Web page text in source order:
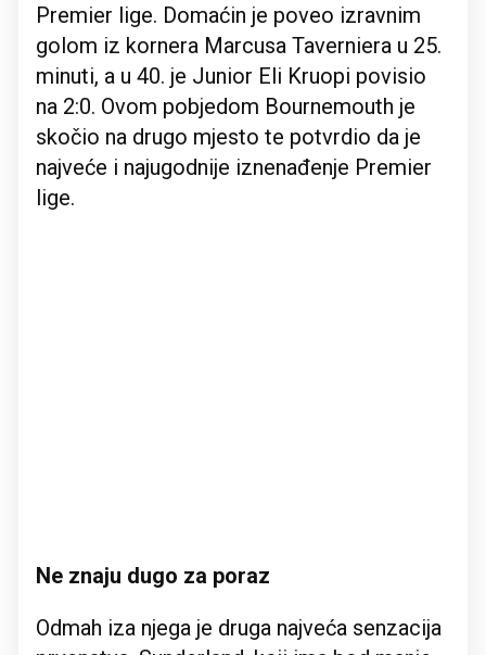
Premier lige. Domaćin je poveo izravnim
golom iz kornera Marcusa Taverniera u 25.
minuti, a u 40. je Junior Eli Kruopi povisio
na 2:0. Ovom pobjedom Bournemouth je
skočio na drugo mjesto te potvrdio da je
najveće i najugodnije iznenađenje Premier
lige.
Ne znaju dugo za poraz
Odmah iza njega je druga najveća senzacija